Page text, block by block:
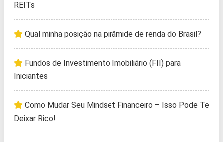
REITs
Qual minha posição na pirâmide de renda do Brasil?
Fundos de Investimento Imobiliário (FII) para
Iniciantes
Como Mudar Seu Mindset Financeiro – Isso Pode Te
Deixar Rico!